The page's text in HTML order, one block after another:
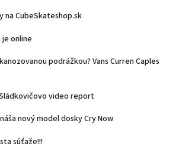
na CubeSkateshop.sk
je online
podrážkou? Vans Curren Caples
video report
nový model dosky Cry Now
súťaže!!!